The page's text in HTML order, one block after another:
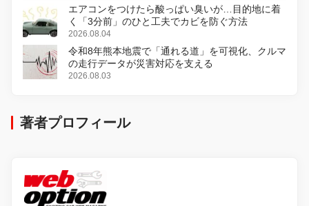
エアコンをつけたら酸っぱい臭いが…目的地に着
く「3分前」のひと工夫でカビを防ぐ方法
2026.08.04
令和8年熊本地震で「通れる道」を可視化、クルマ
の走行データが災害対応を支える
2026.08.03
著者プロフィール